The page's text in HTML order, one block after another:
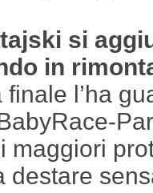
si
in
l’ha
maggiori
destare